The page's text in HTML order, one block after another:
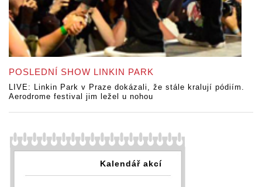
POSLEDNÍ SHOW LINKIN PARK
LIVE: Linkin Park v Praze dokázali, že stále kralují pódiím.
Aerodrome festival jim ležel u nohou
Kalendář akcí